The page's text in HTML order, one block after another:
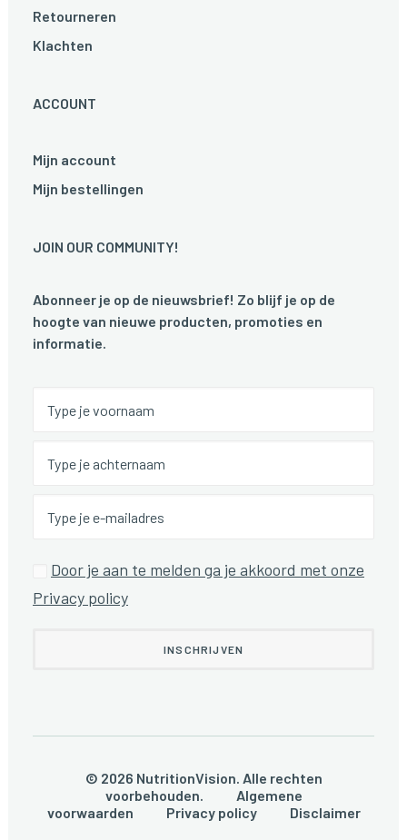
Retourneren
Klachten
ACCOUNT
Mijn account
Mijn bestellingen
JOIN OUR COMMUNITY!
Abonneer je op de nieuwsbrief! Zo blijf je op de
hoogte van nieuwe producten, promoties en
informatie.
Door je aan te melden ga je akkoord met onze
Privacy policy
© 2026 NutritionVision. Alle rechten
voorbehouden. Algemene
voorwaarden
Privacy policy Disclaimer